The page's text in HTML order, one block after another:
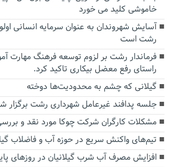
خاموشی کلید می خورد
آسایش شهروندان به عنوان سرمایه انسانی
رشت است
فرماندار رشت بر لزوم توسعه فرهنگ مهارت
راستای رفع معضل بیکاری تاکید کرد.
گیلانی که چشم به محدودیت‌ها دوخته
جلسه پدافند غیرعامل شهرداری رشت برگزار
مشکلات کارگران شرکت چوکا مورد نقد و
تیم‌های واکنش سریع در حوزه آب و فاضلاب
افزایش مصرف آب شرب گیلانیان در روزهای